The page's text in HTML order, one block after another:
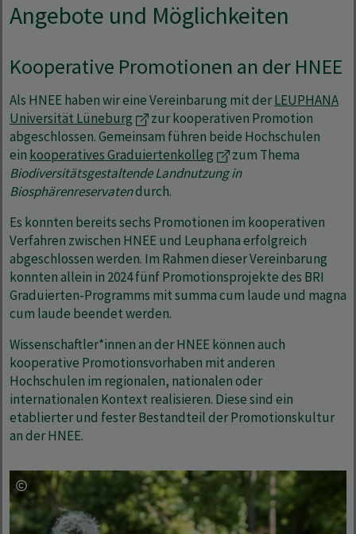
Angebote und Möglichkeiten
Kooperative Promotionen an der HNEE
Als HNEE haben wir eine Vereinbarung mit derLEUPHANA
Universität Lüneburg
zur kooperativen Promotion
abgeschlossen. Gemeinsam führen beide Hochschulen
ein kooperatives Graduiertenkolleg
zum Thema
Biodiversitätsgestaltende Landnutzung in
Biosphärenreservatendurch.
Es konnten bereits sechs Promotionen im kooperativen
Verfahren zwischen HNEE und Leuphana erfolgreich
abgeschlossen werden. Im Rahmen dieser Vereinbarung
konnten allein in 2024 fünf Promotionsprojekte des BRI
Graduierten-Programms mit summa cum laude und magna
cum laude beendet werden.
Wissenschaftler*innen an der HNEE können auch
kooperative Promotionsvorhaben mit anderen
Hochschulen im regionalen, nationalen oder
internationalen Kontext realisieren. Diese sind ein
etablierter und fester Bestandteil der Promotionskultur
an der HNEE.